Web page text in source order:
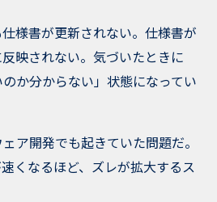
様書が更新されない。仕様書が
映されない。気づいたときに
か分からない」状態になってい
ア開発でも起きていた問題だ。
くなるほど、ズレが拡大するス